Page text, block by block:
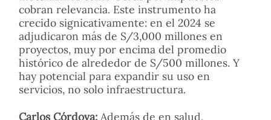
cobran relevancia. Este instrumento ha
crecido signicativamente: en el 2024 se
adjudicaron más de S/3,000 millones en
proyectos, muy por encima del promedio
histórico de alrededor de S/500 millones. Y
hay potencial para expandir su uso en
servicios, no solo infraestructura.
Carlos Córdova: Además de en salud,